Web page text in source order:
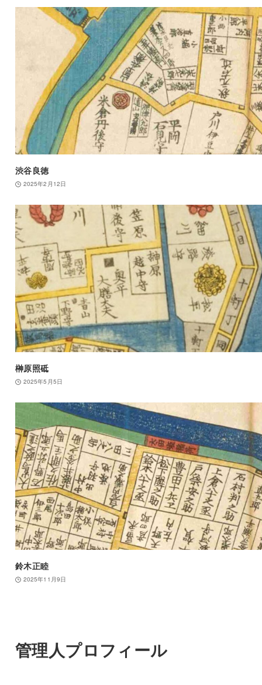
渋谷良徳
2025年2月12日
榊原照砥
2025年5月5日
鈴木正睦
2025年11月9日
管理人プロフィール